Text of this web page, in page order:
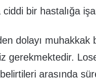
bir hastalığa
dolayı muhakkak
gerekmektedir.
arasında